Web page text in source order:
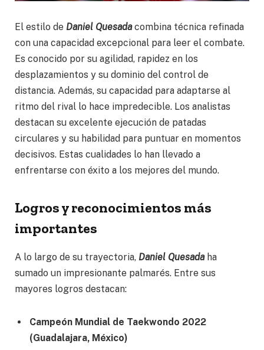
El estilo de Daniel Quesadacombina técnica refinada
con una capacidad excepcional para leer el combate.
Es conocido por su agilidad, rapidez en los
desplazamientos y su dominio del control de
distancia. Además, su capacidad para adaptarse al
ritmo del rival lo hace impredecible. Los analistas
destacan su excelente ejecución de patadas
circulares y su habilidad para puntuar en momentos
decisivos. Estas cualidades lo han llevado a
enfrentarse con éxito a los mejores del mundo.
Logros y reconocimientos más
importantes
A lo largo de su trayectoria, Daniel Quesadaha
sumado un impresionante palmarés. Entre sus
mayores logros destacan:
Campeón Mundial de Taekwondo 2022
(Guadalajara, México)